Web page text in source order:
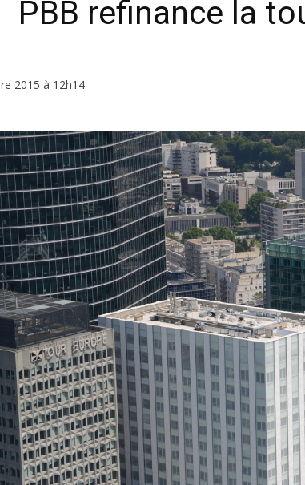
PBB refinance la
2015 à 12h14